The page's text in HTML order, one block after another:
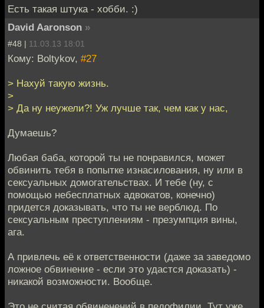
Есть такая штука - хобби. :)
David Aaronson »
#48 | 11.03.13 18:01
Кому: Boltykov, #27
> Нахуй такую жизнь.
>
> Да ну неужели?! Уж лучше так, чем как у нас,
Думаешь?
Любая баба, которой ты не понравился, может
обвинить тебя в попытке изнасилования, ну или в
сексуальных домогательствах. И тебе (ну, с
помощью небесплатных адвокатов, конечно)
придется доказывать, что ты не верблюд. По
сексуальным преступлениям - презумпция вины,
ага.
А привлечь её к ответственности (даже за заведомо
ложное обвинение - если это удастся доказать) -
никакой возможности. Вообще.